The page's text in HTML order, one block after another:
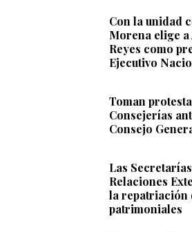
Con la unidad
Morena elige
Reyes como
Ejecutivo
Toman
Consejerías
Consejo
Las
Relaciones
la repatriación
patrimoniales